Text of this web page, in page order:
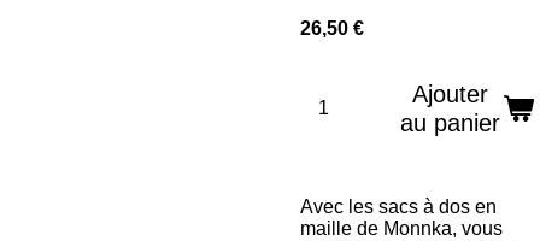
26,50 €
Ajouter
au panier
Avec les sacs à dos en
maille de Monnka, vous